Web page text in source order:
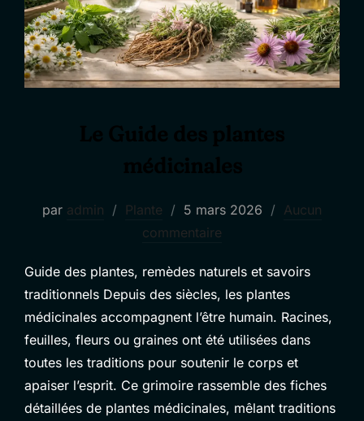
par admin Plante
Publié
le
5 mars 2026
Aucun
commentaire
Guide des plantes, remèdes naturels et savoirs
traditionnels Depuis des siècles, les plantes
médicinales accompagnent l’être humain. Racines,
feuilles, fleurs ou graines ont été utilisées dans
toutes les traditions pour soutenir le corps et
apaiser l’esprit. Ce grimoire rassemble des fiches
détaillées de plantes médicinales, mêlant traditions